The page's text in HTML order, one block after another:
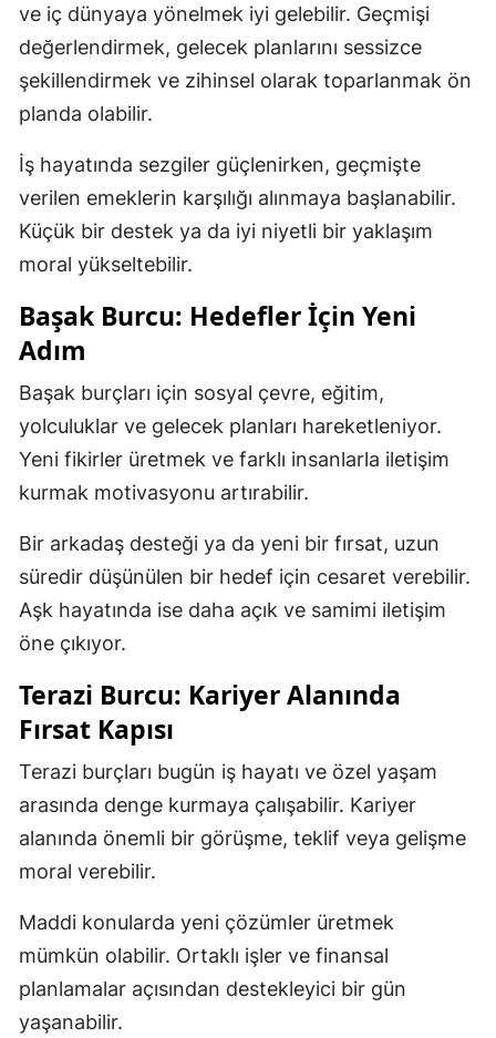
ve iç dünyaya yönelmek iyi gelebilir. Geçmişi
değerlendirmek, gelecek planlarını sessizce
şekillendirmek ve zihinsel olarak toparlanmak ön
planda olabilir.
İş hayatında sezgiler güçlenirken, geçmişte
verilen emeklerin karşılığı alınmaya başlanabilir.
Küçük bir destek ya da iyi niyetli bir yaklaşım
moral yükseltebilir.
Başak Burcu: Hedefler İçin Yeni
Adım
Başak burçları için sosyal çevre, eğitim,
yolculuklar ve gelecek planları hareketleniyor.
Yeni fikirler üretmek ve farklı insanlarla iletişim
kurmak motivasyonu artırabilir.
Bir arkadaş desteği ya da yeni bir fırsat, uzun
süredir düşünülen bir hedef için cesaret verebilir.
Aşk hayatında ise daha açık ve samimi iletişim
öne çıkıyor.
Terazi Burcu: Kariyer Alanında
Fırsat Kapısı
Terazi burçları bugün iş hayatı ve özel yaşam
arasında denge kurmaya çalışabilir. Kariyer
alanında önemli bir görüşme, teklif veya gelişme
moral verebilir.
Maddi konularda yeni çözümler üretmek
mümkün olabilir. Ortaklı işler ve finansal
planlamalar açısından destekleyici bir gün
yaşanabilir.